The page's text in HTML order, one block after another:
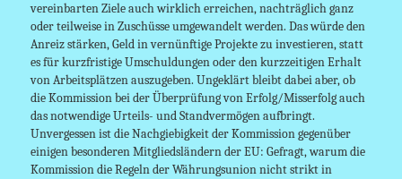
vereinbarten Ziele auch wirklich erreichen, nachträglich ganz
oder teilweise in Zuschüsse umgewandelt werden. Das würde den
Anreiz stärken, Geld in vernünftige Projekte zu investieren, statt
es für kurzfristige Umschuldungen oder den kurzzeitigen Erhalt
von Arbeitsplätzen auszugeben. Ungeklärt bleibt dabei aber, ob
die Kommission bei der Überprüfung von Erfolg/Misserfolg auch
das notwendige Urteils- und Standvermögen aufbringt.
Unvergessen ist die Nachgiebigkeit der Kommission gegenüber
einigen besonderen Mitgliedsländern der EU: Gefragt, warum die
Kommission die Regeln der Währungsunion nicht strikt in